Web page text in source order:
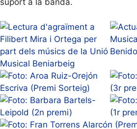
suport a la banda.